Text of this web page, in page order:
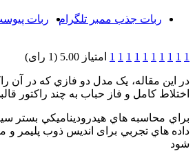
ربات جذب ممبر تلگرام
ربات
1
1
1
1
1
1
1
1
1
1 امتیاز 5.00 (1 رای)
در اين مقاله، يک مدل دو فازي که در آن
اختلاط کامل و فاز حباب به چند راکتور
براي محاسبه هاي هيدروديناميکي بستر
شود